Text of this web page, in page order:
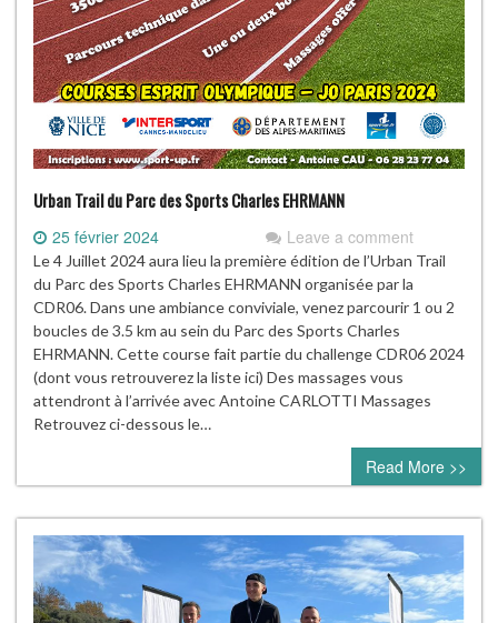
Urban Trail du Parc des Sports Charles EHRMANN
25 février 2024 Leave a comment
Le 4 Juillet 2024 aura lieu la première édition de l’Urban Trail
du Parc des Sports Charles EHRMANN organisée par la
CDR06. Dans une ambiance conviviale, venez parcourir 1 ou 2
boucles de 3.5 km au sein du Parc des Sports Charles
EHRMANN. Cette course fait partie du challenge CDR06 2024
(dont vous retrouverez la liste ici) Des massages vous
attendront à l’arrivée avec Antoine CARLOTTI Massages
Retrouvez ci-dessous le…
Read More >>